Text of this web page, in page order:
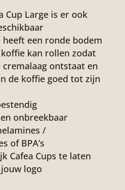
Cup Large is er ook
heeft een ronde bodem
kan rollen zodat
ontstaat en
de koffie goed tot zijn
onbreekbaar
/
of BPA’s
Cafea Cups te laten
logo